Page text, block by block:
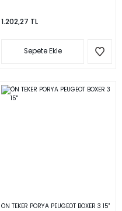
1.202,27 TL
Sepete Ekle
ÖN TEKER PORYA PEUGEOT BOXER 3 15''